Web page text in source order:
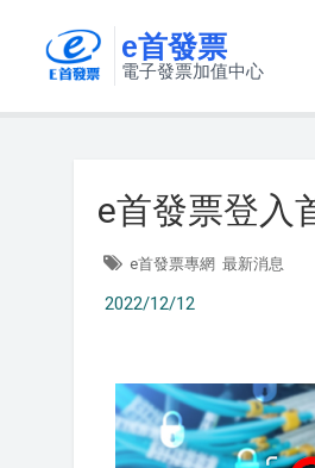
e首發票
電子發票加值中心
e首發票登入
e首發票專網 最新消息
2022/12/12